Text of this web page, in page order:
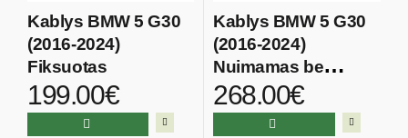
Kablys BMW 5 G30
(2016-2024)
Fiksuotas
199.00€
Kablys BMW 5 G30
(2016-2024)
Nuimamas be
spynos
268.00€